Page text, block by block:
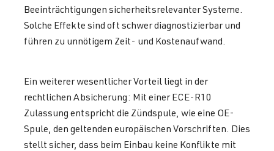
Beeinträchtigungen sicherheitsrelevanter Systeme.
Solche Effekte sind oft schwer diagnostizierbar und
führen zu unnötigem Zeit- und Kostenaufwand.
Ein weiterer wesentlicher Vorteil liegt in der
rechtlichen Absicherung: Mit einer ECE-R10
Zulassung entspricht die Zündspule, wie eine OE-
Spule, den geltenden europäischen Vorschriften. Dies
stellt sicher, dass beim Einbau keine Konflikte mit